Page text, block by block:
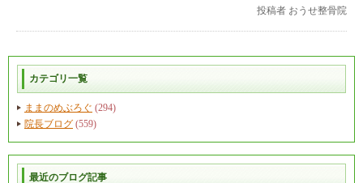
投稿者 おうせ整骨院
カテゴリ一覧
ままのめぶろぐ (294)
院長ブログ (559)
最近のブログ記事